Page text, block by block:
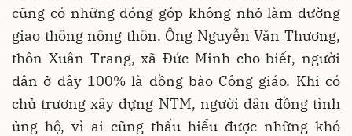
cũng có những đóng góp không nhỏ làm đường
giao thông nông thôn. Ông Nguyễn Văn Thương,
thôn Xuân Trang, xã Đức Minh cho biết, người
dân ở đây 100% là đồng bào Công giáo. Khi có
chủ trương xây dựng NTM, người dân đồng tình
ủng hộ, vì ai cũng thấu hiểu được những khó